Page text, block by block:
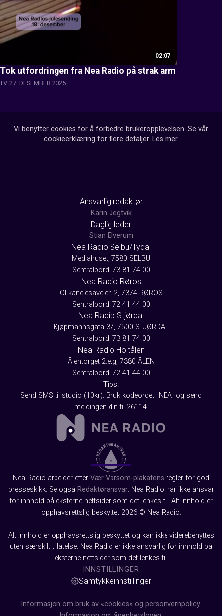
02:07
Tok utfordringen fra Nea Radio på strak arm
TV 27. DESEMBER 2025
Vi benytter cookies for å forbedre brukeropplevelsen. Se vår
cookieerklæring for flere detaljer. Les mer.
Ansvarlig redaktør
Karin Jegtvik
Daglig leder
Stian Elverum
Nea Radio Selbu/Tydal
Mediahuset, 7580 SELBU
Sentralbord: 73 81 74 00
Nea Radio Røros
Ol-kanelesaveien 2, 7374 RØROS
Sentralbord: 72 41 44 00
Nea Radio Stjørdal
Kjøpmannsgata 37, 7500 STJØRDAL
Sentralbord: 73 81 74 00
Nea Radio Holtålen
Ålentorget 2.etg, 7380 ÅLEN
Sentralbord: 72 41 44 00
Tips:
Send SMS til studio (10kr): Bruk kodeordet "NEA" og send
meldingen din til 26114.
Nea Radio arbeider etter Vær Varsom-plakatens regler for god
presseskikk. Se også Redaktøransvar. Nea Radio har ikke ansvar
for innhold på eksterne nettsider som det lenkes til. Alt innhold er
opphavsrettslig beskyttet 2026 © Nea Radio.
Alt innhold er opphavsrettslig beskyttet og kan ikke viderebenyttes
uten særskilt tillatelse. Nea Radio er ikke ansvarlig for innhold på
eksterne nettsider som det lenkes til.
INNSTILLINGER
Samtykkeinnstillinger
Informasjon om bruk av «cookies» og personvernpolicy.